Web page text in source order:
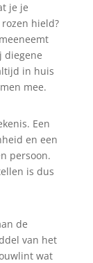
je je
hield?
diegene
in huis
mee.
Een
en een
persoon.
is dus
de
van het
wat